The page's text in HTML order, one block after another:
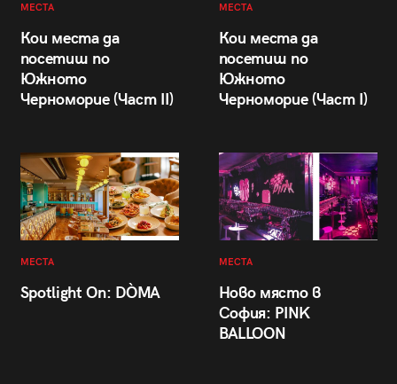
МЕСТА
Кои места да
посетиш по
Южното
Черноморие (Част II)
МЕСТА
Кои места да
посетиш по
Южното
Черноморие (Част I)
МЕСТА
Spotlight On: DÒMA
МЕСТА
Ново място в
София: PINK
BALLOON